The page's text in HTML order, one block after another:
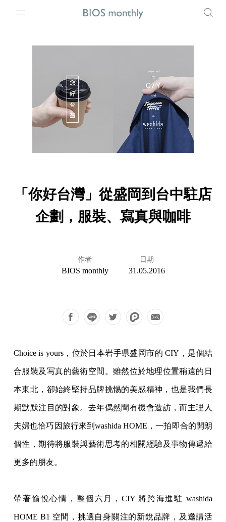
「你好台灣」從盛岡到台中駐店
企劃，服裝、寫真與咖啡
作者
BIOS monthly
日期
31.05.2016
Choice is yours，位於日本岩手県盛岡市的 CIY，是個結
合服裝及写真的藝術空間。雖然位於地理位置稍遠的日
本東北，卻始終堅持品牌挑惕的美感精神，也是我們長
期默默注目的對象。 去年偶然間有機會造訪，而主理人
夫婦也恰巧因旅行來到washida HOME，一拍即合的開朗
個性，期待將服裝與藝術思考的相關經驗及事物傳遞給
更多的朋友。
帶著愉悅心情，整個六月，CIY 將跨海進駐 washida
HOME B1 空間，挑選自身關注的新銳品牌，及邀請活